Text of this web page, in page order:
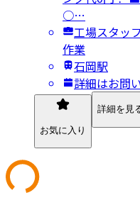
○…
工場スタッ
作業
石岡駅
詳細はお問
お気に入り
詳細を見